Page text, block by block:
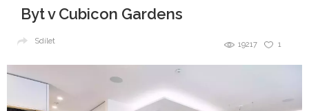
Byt v Cubicon Gardens
1
19217
Sdílet